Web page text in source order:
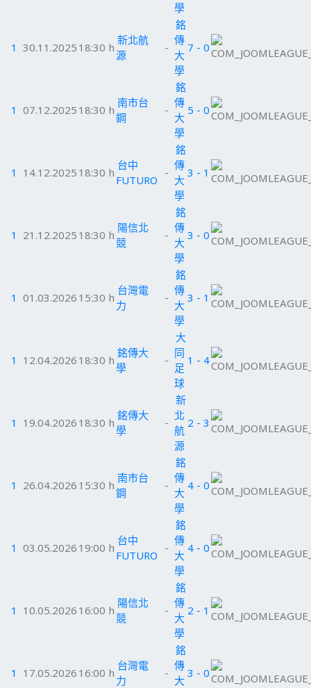
學
1 30.11.2025 18:30 h
新北航
源
-
銘
傳
大
學
7 - 0
1 07.12.2025 18:30 h
南市台
鋼
-
銘
傳
大
學
5 - 0
1 14.12.2025 18:30 h
台中
FUTURO
-
銘
傳
大
學
3 - 1
1 21.12.2025 18:30 h
陽信北
競
-
銘
傳
大
學
3 - 0
1 01.03.2026 15:30 h
台灣電
力
-
銘
傳
大
學
3 - 1
1 12.04.2026 18:30 h
銘傳大
學
-
大
同
足
球
1 - 4
1 19.04.2026 18:30 h
銘傳大
學
-
新
北
航
源
2 - 3
1 26.04.2026 15:30 h
南市台
鋼
-
銘
傳
大
學
4 - 0
1 03.05.2026 19:00 h
台中
FUTURO
-
銘
傳
大
學
4 - 0
1 10.05.2026 16:00 h
陽信北
競
-
銘
傳
大
學
2 - 1
1 17.05.2026 16:00 h
台灣電
力
-
銘
傳
大
3 - 0